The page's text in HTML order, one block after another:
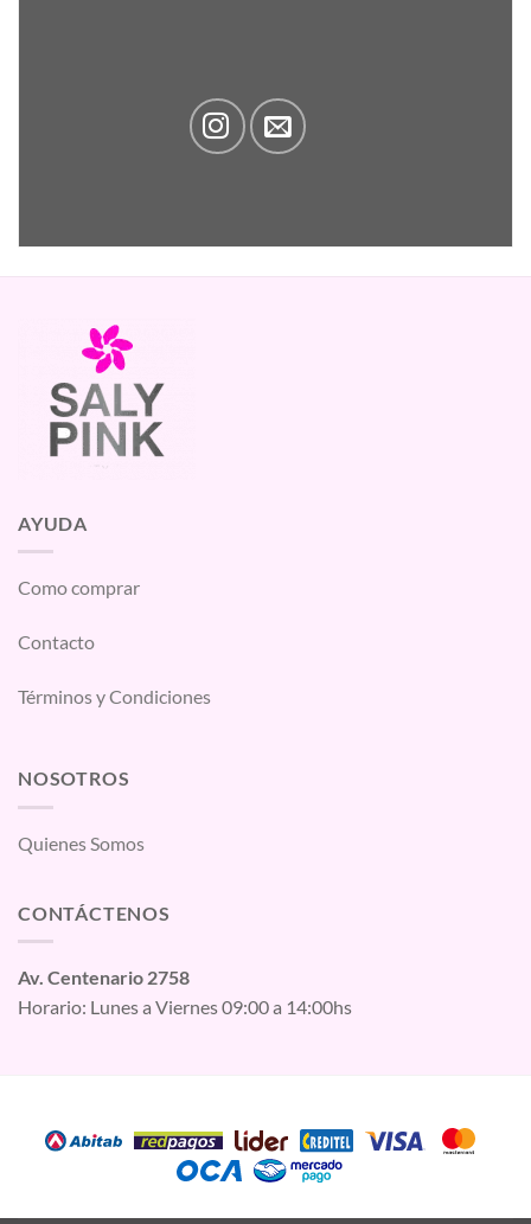
AYUDA
Como comprar
Contacto
Términos y Condiciones
NOSOTROS
Quienes Somos
CONTÁCTENOS
Av. Centenario 2758
Horario: Lunes a Viernes 09:00 a 14:00hs